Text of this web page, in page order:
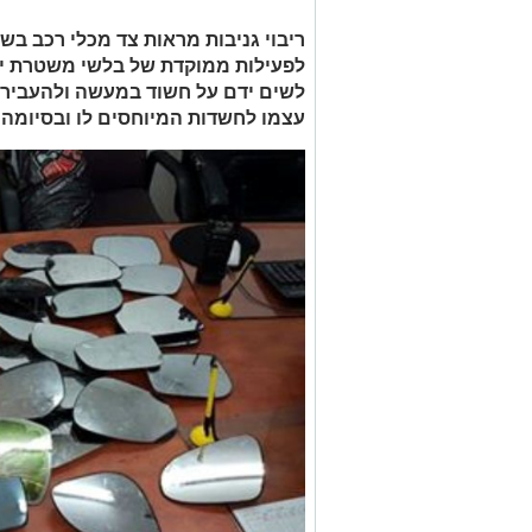
ריבוי גניבות מראות צד מכלי רכב
לפעילות ממוקדת של בלשי משטרת
לשים ידם על חשוד במעשה
עצמו לחשדות המיוחסים לו